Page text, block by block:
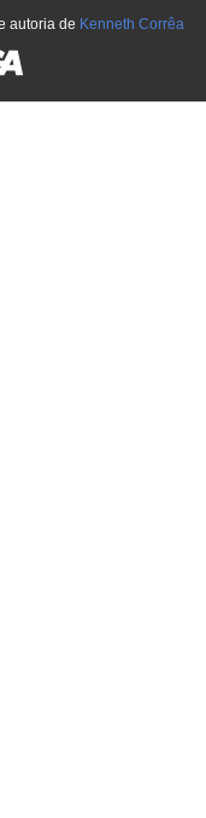
autoria de Kenneth Corrêa